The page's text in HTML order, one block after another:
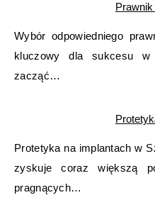
Wybór odpowiedniego
kluczowy dla sukcesu w
zacząć…
Protetyka na implantach w
zyskuje coraz większą
pragnących…